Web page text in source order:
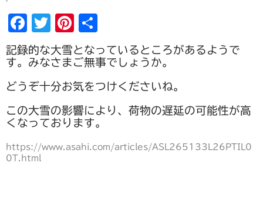
瓶詰めについて
野菜セットについて
野菜セットの包装・梱包について
野菜セットご注文の前に必ずお読みください
ご注文について
瓶詰め
F
a
c
e
b
o
k
T
wi
tt
er
Pi
nt
er
e
st
有
記録的な大雪となっているところがあるようで
す。みなさまご無事でしょうか。
どうぞ十分お気をつけくださいね。
この大雪の影響により、荷物の遅延の可能性が高
くなっております。
https://www.asahi.com/articles/ASL265133L26PTIL0
0T.html